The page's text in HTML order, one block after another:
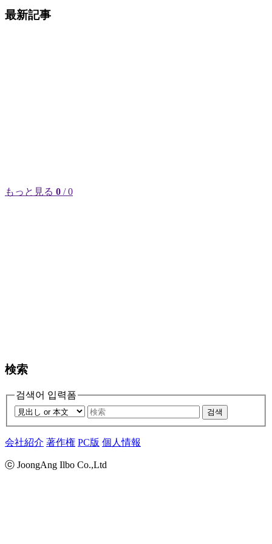
最新記事
もっと見る 0 / 0
検索
검색어 입력폼
검색
会社紹介 著作権 PC版 個人情報
ⓒ JoongAng Ilbo Co.,Ltd